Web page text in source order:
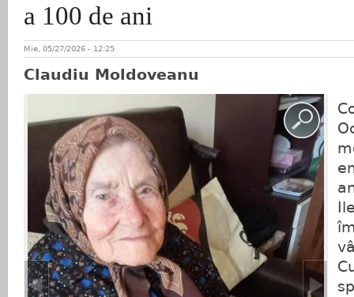
a 100 de ani
Mie, 05/27/2026 - 12:25
Claudiu Moldoveanu